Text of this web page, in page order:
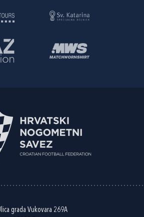
grada Vukovara 269A